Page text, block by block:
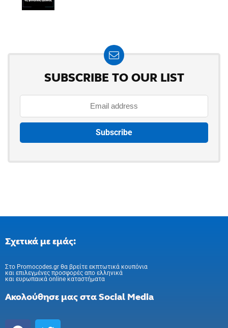
SUBSCRIBE TO OUR LIST
Σχετικά με εμάς:
Στo Promocodes.gr θα βρείτε εκπτωτικά κουπόνια
και επιλεγμένες προσφορές απο ελληνικά
και ευρωπαικά online καταστήματα
Ακολούθησε μας στα Social Media